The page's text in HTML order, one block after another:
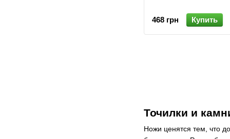
Точилки и
Ножи ценятся тем, что
468 грн Купить